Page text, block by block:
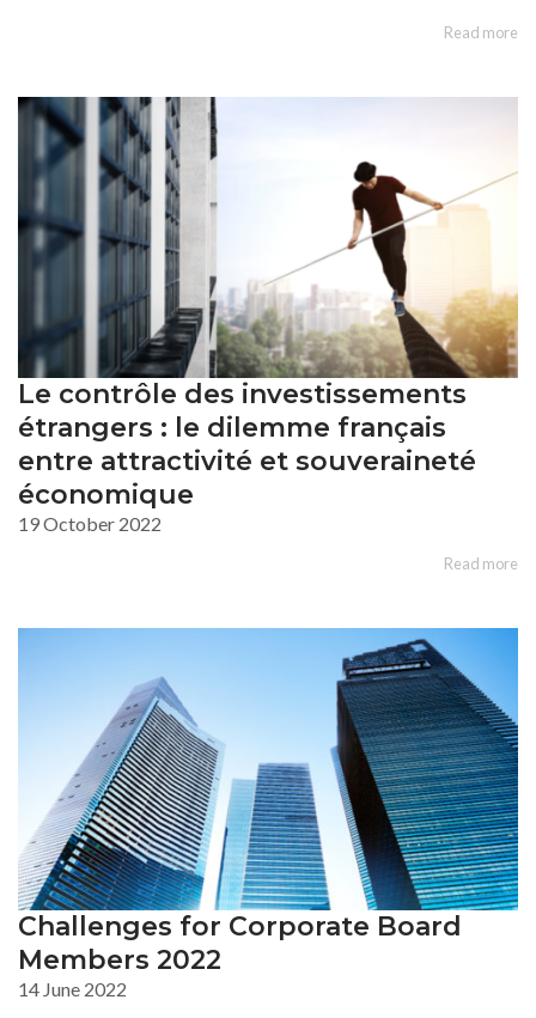
Read more
Le contrôle des investissements
étrangers : le dilemme français
entre attractivité et souveraineté
économique
19 October 2022
Read more
Challenges for Corporate Board
Members 2022
14 June 2022